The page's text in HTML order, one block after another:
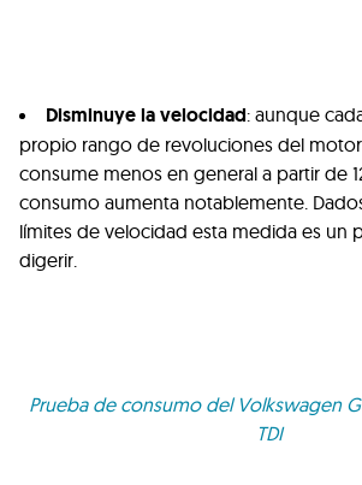
Disminuye la velocidad: aunque
propio rango de revoluciones del
consume menos en general a partir de
consumo aumenta notablemente.
límites de velocidad esta medida es un
digerir.
Prueba de consumo del Volkswagen
TDI